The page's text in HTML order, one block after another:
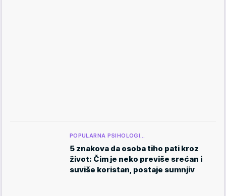
POPULARNA PSIHOLOGI…
5 znakova da osoba tiho pati kroz
život: Čim je neko previše srećan i
suviše koristan, postaje sumnjiv